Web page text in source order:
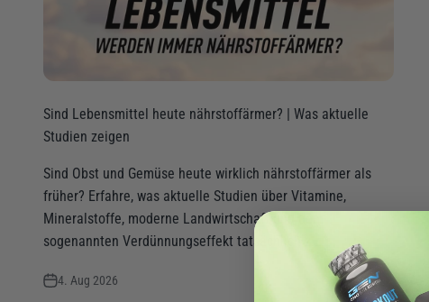
Sind Lebensmittel heute nährstoffärmer? | Was aktuelle
Studien zeigen
Sind Obst und Gemüse heute wirklich nährstoffärmer als
früher? Erfahre, was aktuelle Studien über Vitamine,
Mineralstoffe, moderne Landwirtschaft und den
sogenannten Verdünnungseffekt tatsächlich z...
4. Aug 2026